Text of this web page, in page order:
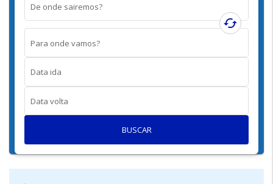
De onde sairemos?
cached
Para onde vamos?
Data ida
Data volta
BUSCAR